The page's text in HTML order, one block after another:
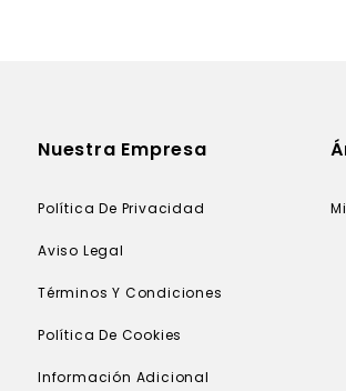
Nuestra Empresa
Política De Privacidad
Aviso Legal
Términos Y Condiciones
Política De Cookies
Información Adicional